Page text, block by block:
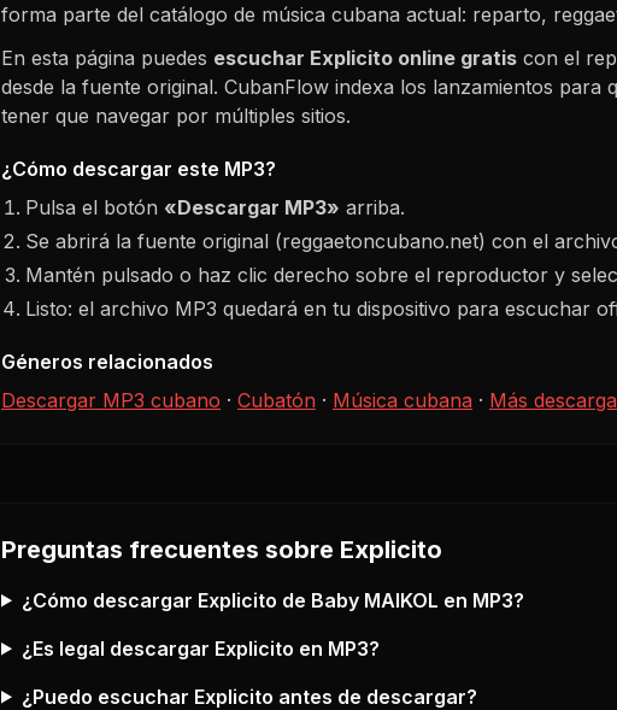
forma parte del catálogo de música cubana actual: reparto,
En esta página puedes escuchar Explicito online gratis con el
desde la fuente original. CubanFlow indexa los lanzamientos
tener que navegar por múltiples sitios.
¿Cómo descargar este MP3?
Pulsa el botón «Descargar MP3» arriba.
Se abrirá la fuente original (reggaetoncubano.net) con el
Mantén pulsado o haz clic derecho sobre el reproductor y
Listo: el archivo MP3 quedará en tu dispositivo para escuchar
Géneros relacionados
Descargar MP3 cubano · Cubatón · Música cubana · Más
Preguntas frecuentes sobre Explicito
¿Cómo descargar Explicito de Baby MAIKOL en MP3?
¿Es legal descargar Explicito en MP3?
¿Puedo escuchar Explicito antes de descargar?